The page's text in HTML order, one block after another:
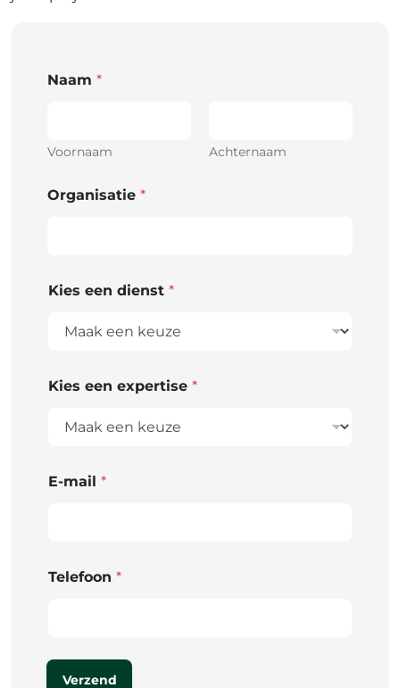
Naam *
Voornaam Achternaam
Organisatie *
Kies een dienst *
Kies een expertise *
E-mail *
Telefoon *
Verzend